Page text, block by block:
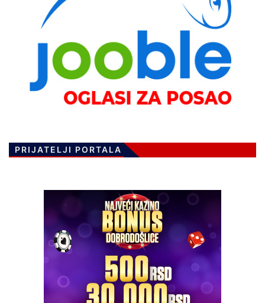
PRIJATELJI PORTALA